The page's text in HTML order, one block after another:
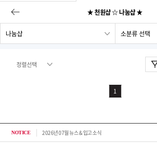
★ 천원샵 ☆ 나눔샵 ★
1
NOTICE 2026년 07월 뉴스 & 입고 소식